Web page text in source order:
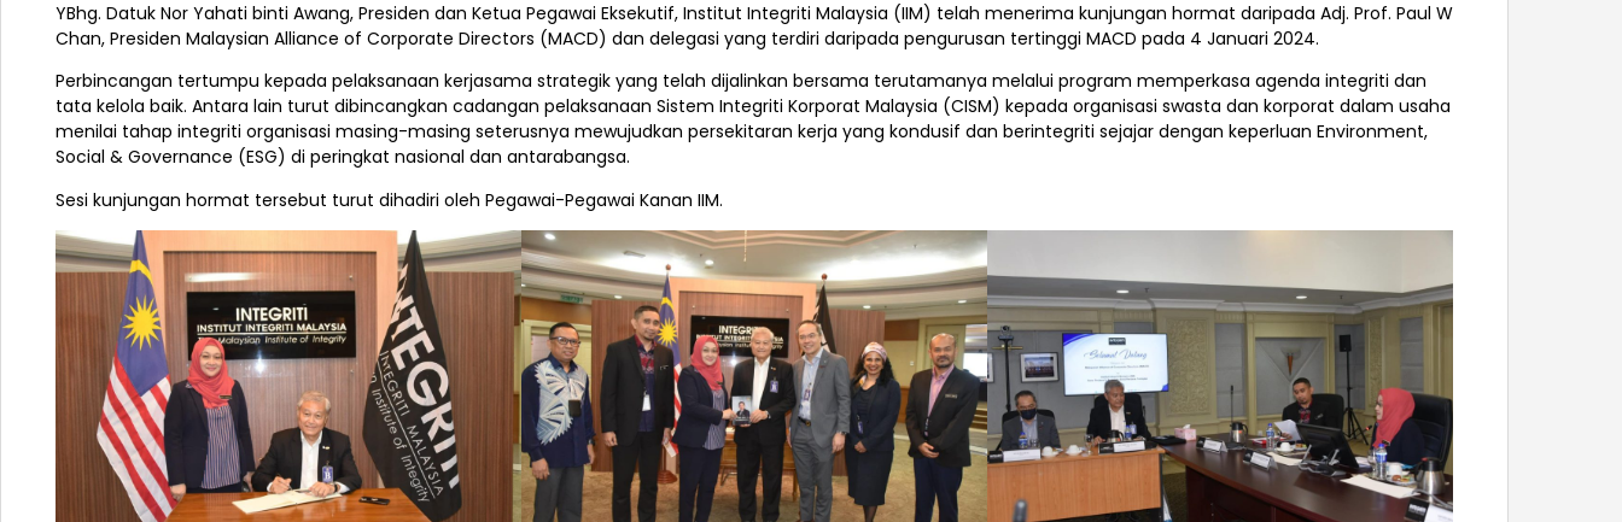
YBhg. Datuk Nor Yahati binti Awang, Presiden dan Ketua Pegawai Eksekutif, Institut Integriti Malaysia (IIM) telah menerima kunjungan hormat daripada Adj. Prof. Paul W
Chan, Presiden Malaysian Alliance of Corporate Directors (MACD) dan delegasi yang terdiri daripada pengurusan tertinggi MACD pada 4 Januari 2024.
Perbincangan tertumpu kepada pelaksanaan kerjasama strategik yang telah dijalinkan bersama terutamanya melalui program memperkasa agenda integriti dan
tata kelola baik. Antara lain turut dibincangkan cadangan pelaksanaan Sistem Integriti Korporat Malaysia (CISM) kepada organisasi swasta dan korporat dalam usaha
menilai tahap integriti organisasi masing-masing seterusnya mewujudkan persekitaran kerja yang kondusif dan berintegriti sejajar dengan keperluan Environment,
Social & Governance (ESG) di peringkat nasional dan antarabangsa.
Sesi kunjungan hormat tersebut turut dihadiri oleh Pegawai-Pegawai Kanan IIM.